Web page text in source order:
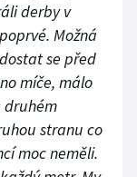
derby v
Možná
se před
míče, málo
druhém
stranu co
moc neměli.